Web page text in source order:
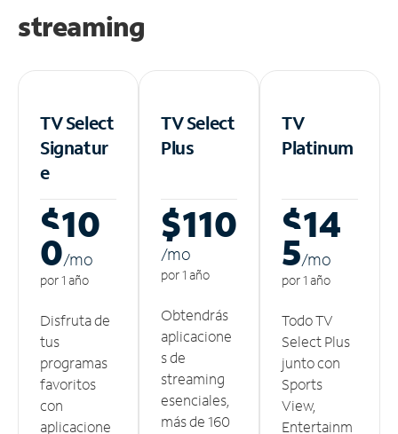
streaming
TV Select
Signatur
e
$10
0/mo
por 1 año
Disfruta de
tus
programas
favoritos
con
aplicacione
TV Select
Plus
$110
/mo
por 1 año
Obtendrás
aplicacione
s de
streaming
esenciales,
más de 160
TV
Platinum
$14
5/mo
por 1 año
Todo TV
Select Plus
junto con
Sports
View,
Entertainm